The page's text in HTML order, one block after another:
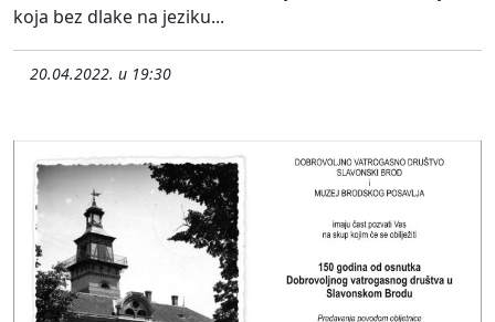
koja bez dlake na jeziku...
20.04.2022. u 19:30